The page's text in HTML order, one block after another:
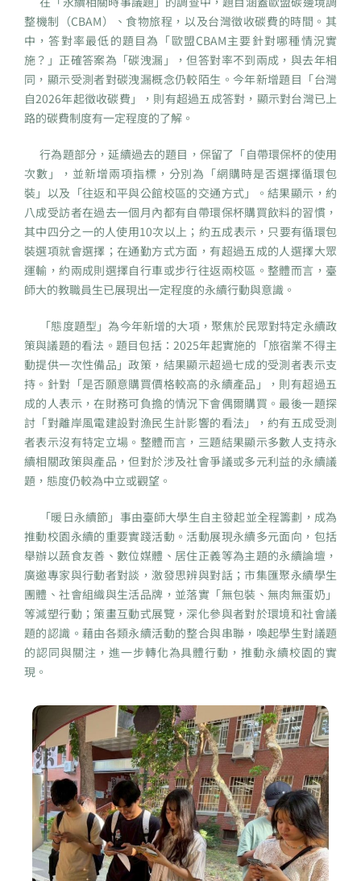
整機制（CBAM）、食物旅程，以及台灣徵收碳費的時間。其
中，答對率最低的題目為「歐盟CBAM主要針對哪種情況實
施？」正確答案為「碳洩漏」，但答對率不到兩成，與去年相
同，顯示受測者對碳洩漏概念仍較陌生。今年新增題目「台灣
自2026年起徵收碳費」，則有超過五成答對，顯示對台灣已上
路的碳費制度有一定程度的了解。
行為題部分，延續過去的題目，保留了「自帶環保杯的使用
次數」，並新增兩項指標，分別為「網購時是否選擇循環包
裝」以及「往返和平與公館校區的交通方式」。結果顯示，約
八成受訪者在過去一個月內都有自帶環保杯購買飲料的習慣，
其中四分之一的人使用10次以上；約五成表示，只要有循環包
裝選項就會選擇；在通勤方式方面，有超過五成的人選擇大眾
運輸，約兩成則選擇自行車或步行往返兩校區。整體而言，臺
師大的教職員生已展現出一定程度的永續行動與意識。
「態度題型」為今年新增的大項，聚焦於民眾對特定永續政
策與議題的看法。題目包括：2025年起實施的「旅宿業不得主
動提供一次性備品」政策，結果顯示超過七成的受測者表示支
持。針對「是否願意購買價格較高的永續產品」，則有超過五
成的人表示，在財務可負擔的情況下會偶爾購買。最後一題探
討「對離岸風電建設對漁民生計影響的看法」，約有五成受測
者表示沒有特定立場。整體而言，三題結果顯示多數人支持永
續相關政策與產品，但對於涉及社會爭議或多元利益的永續議
題，態度仍較為中立或觀望。
「暖日永續節」事由臺師大學生自主發起並全程籌劃，成為
推動校園永續的重要實踐活動。活動展現永續多元面向，包括
舉辦以蔬食友善、數位媒體、居住正義等為主題的永續論壇，
廣邀專家與行動者對談，激發思辨與對話；市集匯聚永續學生
團體、社會組織與生活品牌，並落實「無包裝、無肉無蛋奶」
等減塑行動；策畫互動式展覽，深化參與者對於環境和社會議
題的認識。藉由各類永續活動的整合與串聯，喚起學生對議題
的認同與關注，進一步轉化為具體行動，推動永續校園的實
現。